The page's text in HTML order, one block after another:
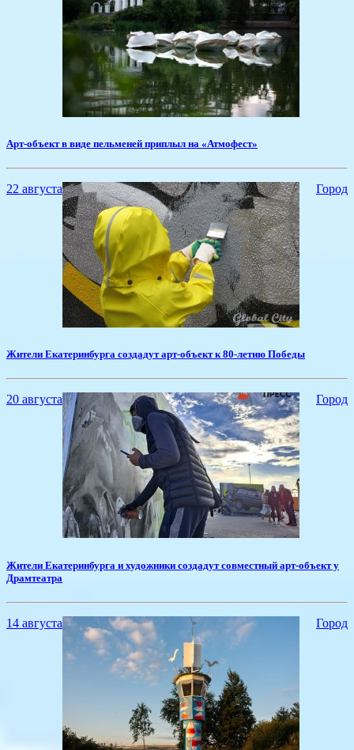
​Арт-объект в виде пельменей приплыл на «Атмофест»
22 августа Город
Жители Екатеринбурга создадут арт-объект к 80-летию Победы
20 августа Город
Жители Екатеринбурга и художники создадут совместный арт-объект у
Драмтеатра
14 августа Город